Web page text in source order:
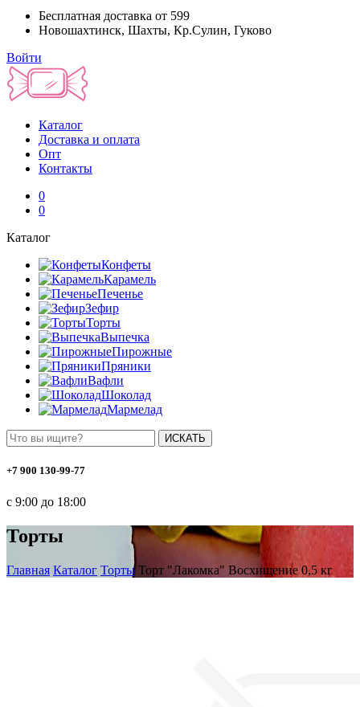
Бесплатная доставка от 599
Новошахтинск, Шахты, Кр.Сулин, Гуково
Войти
Каталог
Доставка и оплата
Опт
Контакты
0
0
Каталог
Конфеты
Карамель
Печенье
Зефир
Торты
Выпечка
Пирожные
Пряники
Вафли
Шоколад
Мармелад
ИСКАТЬ
+7 900 130-99-77
с 9:00 до 18:00
Торты
Главная Каталог Торты Торт "Лакомка" Восхищение 0,5 кг